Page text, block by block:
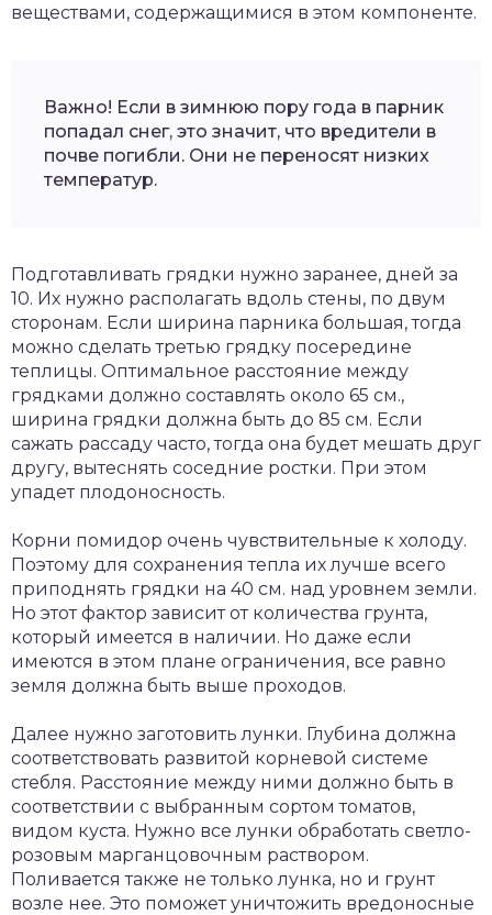
веществами, содержащимися в этом компоненте.
Важно! Если в зимнюю пору года в парник
попадал снег, это значит, что вредители в
почве погибли. Они не переносят низких
температур.
Подготавливать грядки нужно заранее, дней за
10. Их нужно располагать вдоль стены, по двум
сторонам. Если ширина парника большая, тогда
можно сделать третью грядку посередине
теплицы. Оптимальное расстояние между
грядками должно составлять около 65 см.,
ширина грядки должна быть до 85 см. Если
сажать рассаду часто, тогда она будет мешать друг
другу, вытеснять соседние ростки. При этом
упадет плодоносность.
Корни помидор очень чувствительные к холоду.
Поэтому для сохранения тепла их лучше всего
приподнять грядки на 40 см. над уровнем земли.
Но этот фактор зависит от количества грунта,
который имеется в наличии. Но даже если
имеются в этом плане ограничения, все равно
земля должна быть выше проходов.
Далее нужно заготовить лунки. Глубина должна
соответствовать развитой корневой системе
стебля. Расстояние между ними должно быть в
соответствии с выбранным сортом томатов,
видом куста. Нужно все лунки обработать светло-
розовым марганцовочным раствором.
Поливается также не только лунка, но и грунт
возле нее. Это поможет уничтожить вредоносные